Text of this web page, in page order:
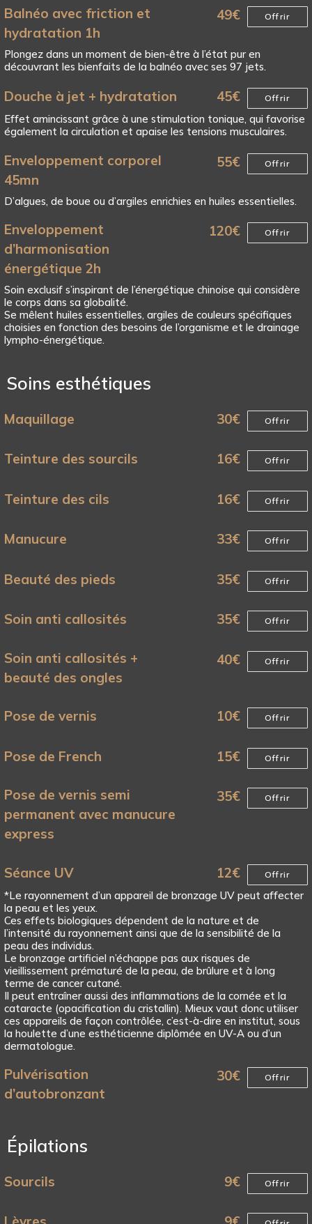
Balnéo avec friction et
hydratation 1h
49€ Offrir
Plongez dans un moment de bien-être à l’état pur en
découvrant les bienfaits de la balnéo avec ses 97 jets.
Douche à jet + hydratation 45€ Offrir
Effet amincissant grâce à une stimulation tonique, qui favorise
également la circulation et apaise les tensions musculaires.
Enveloppement corporel
45mn
55€ Offrir
D’algues, de boue ou d’argiles enrichies en huiles essentielles.
Enveloppement
d’harmonisation
énergétique 2h
120€ Offrir
Soin exclusif s’inspirant de l’énergétique chinoise qui considère
le corps dans sa globalité.
Se mêlent huiles essentielles, argiles de couleurs spécifiques
choisies en fonction des besoins de l’organisme et le drainage
lympho-énergétique.
Soins esthétiques
Maquillage 30€ Offrir
Teinture des sourcils 16€ Offrir
Teinture des cils 16€ Offrir
Manucure 33€ Offrir
Beauté des pieds 35€ Offrir
Soin anti callosités 35€ Offrir
Soin anti callosités +
beauté des ongles
40€ Offrir
Pose de vernis 10€ Offrir
Pose de French 15€ Offrir
Pose de vernis semi
permanent avec manucure
express
35€ Offrir
Séance UV 12€ Offrir
*Le rayonnement d’un appareil de bronzage UV peut affecter
la peau et les yeux.
Ces effets biologiques dépendent de la nature et de
l’intensité du rayonnement ainsi que de la sensibilité de la
peau des individus.
Le bronzage artificiel n’échappe pas aux risques de
vieillissement prématuré de la peau, de brûlure et à long
terme de cancer cutané.
Il peut entraîner aussi des inflammations de la cornée et la
cataracte (opacification du cristallin). Mieux vaut donc utiliser
ces appareils de façon contrôlée, c’est-à-dire en institut, sous
la houlette d’une esthéticienne diplômée en UV-A ou d’un
dermatologue.
Pulvérisation
d’autobronzant
30€ Offrir
Épilations
Sourcils 9€ Offrir